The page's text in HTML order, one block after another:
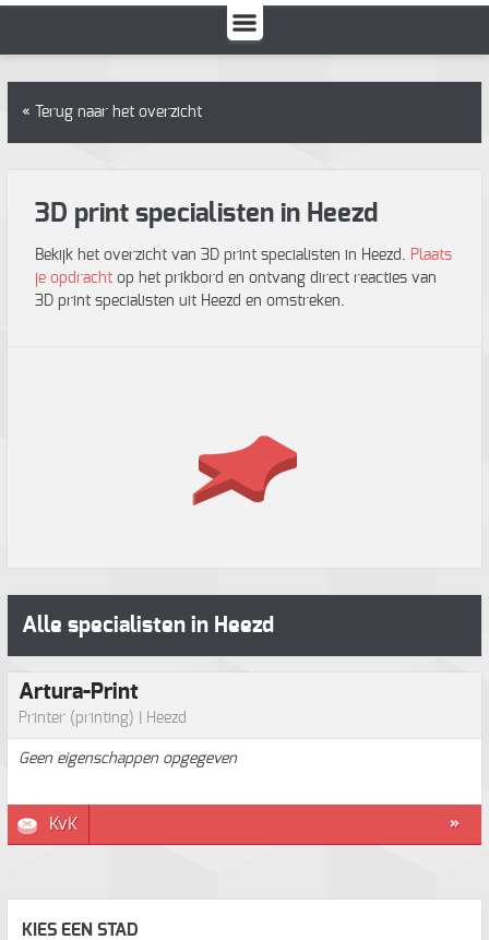
« Terug naar het overzicht
3D print specialisten in Heezd
Bekijk het overzicht van 3D print specialisten in Heezd. Plaats
je opdracht op het prikbord en ontvang direct reacties van
3D print specialisten uit Heezd en omstreken.
Alle specialisten in Heezd
Artura-Print
Printer (printing) | Heezd
Geen eigenschappen opgegeven
KvK »
KIES EEN STAD